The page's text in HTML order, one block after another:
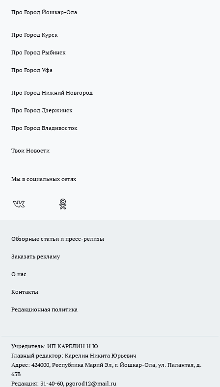
Про Город Йошкар-Ола
Про Город Курск
Про Город Рыбинск
Про Город Уфа
Про Город Нижний Новгород
Про Город Дзержинск
Про Город Владивосток
Твои Новости
Мы в социальных сетях
Обзорные статьи и пресс-релизы
Заказать рекламу
О нас
Контакты
Редакционная политика
Учредитель: ИП КАРЕЛИН Н.Ю.
Главный редактор: Карелин Никита Юрьевич
Адрес: 424000, Республика Марий Эл, г. Йошкар-Ола, ул. Палантая, д.
63В
Редакция: 31-40-60, pgorod12@mail.ru